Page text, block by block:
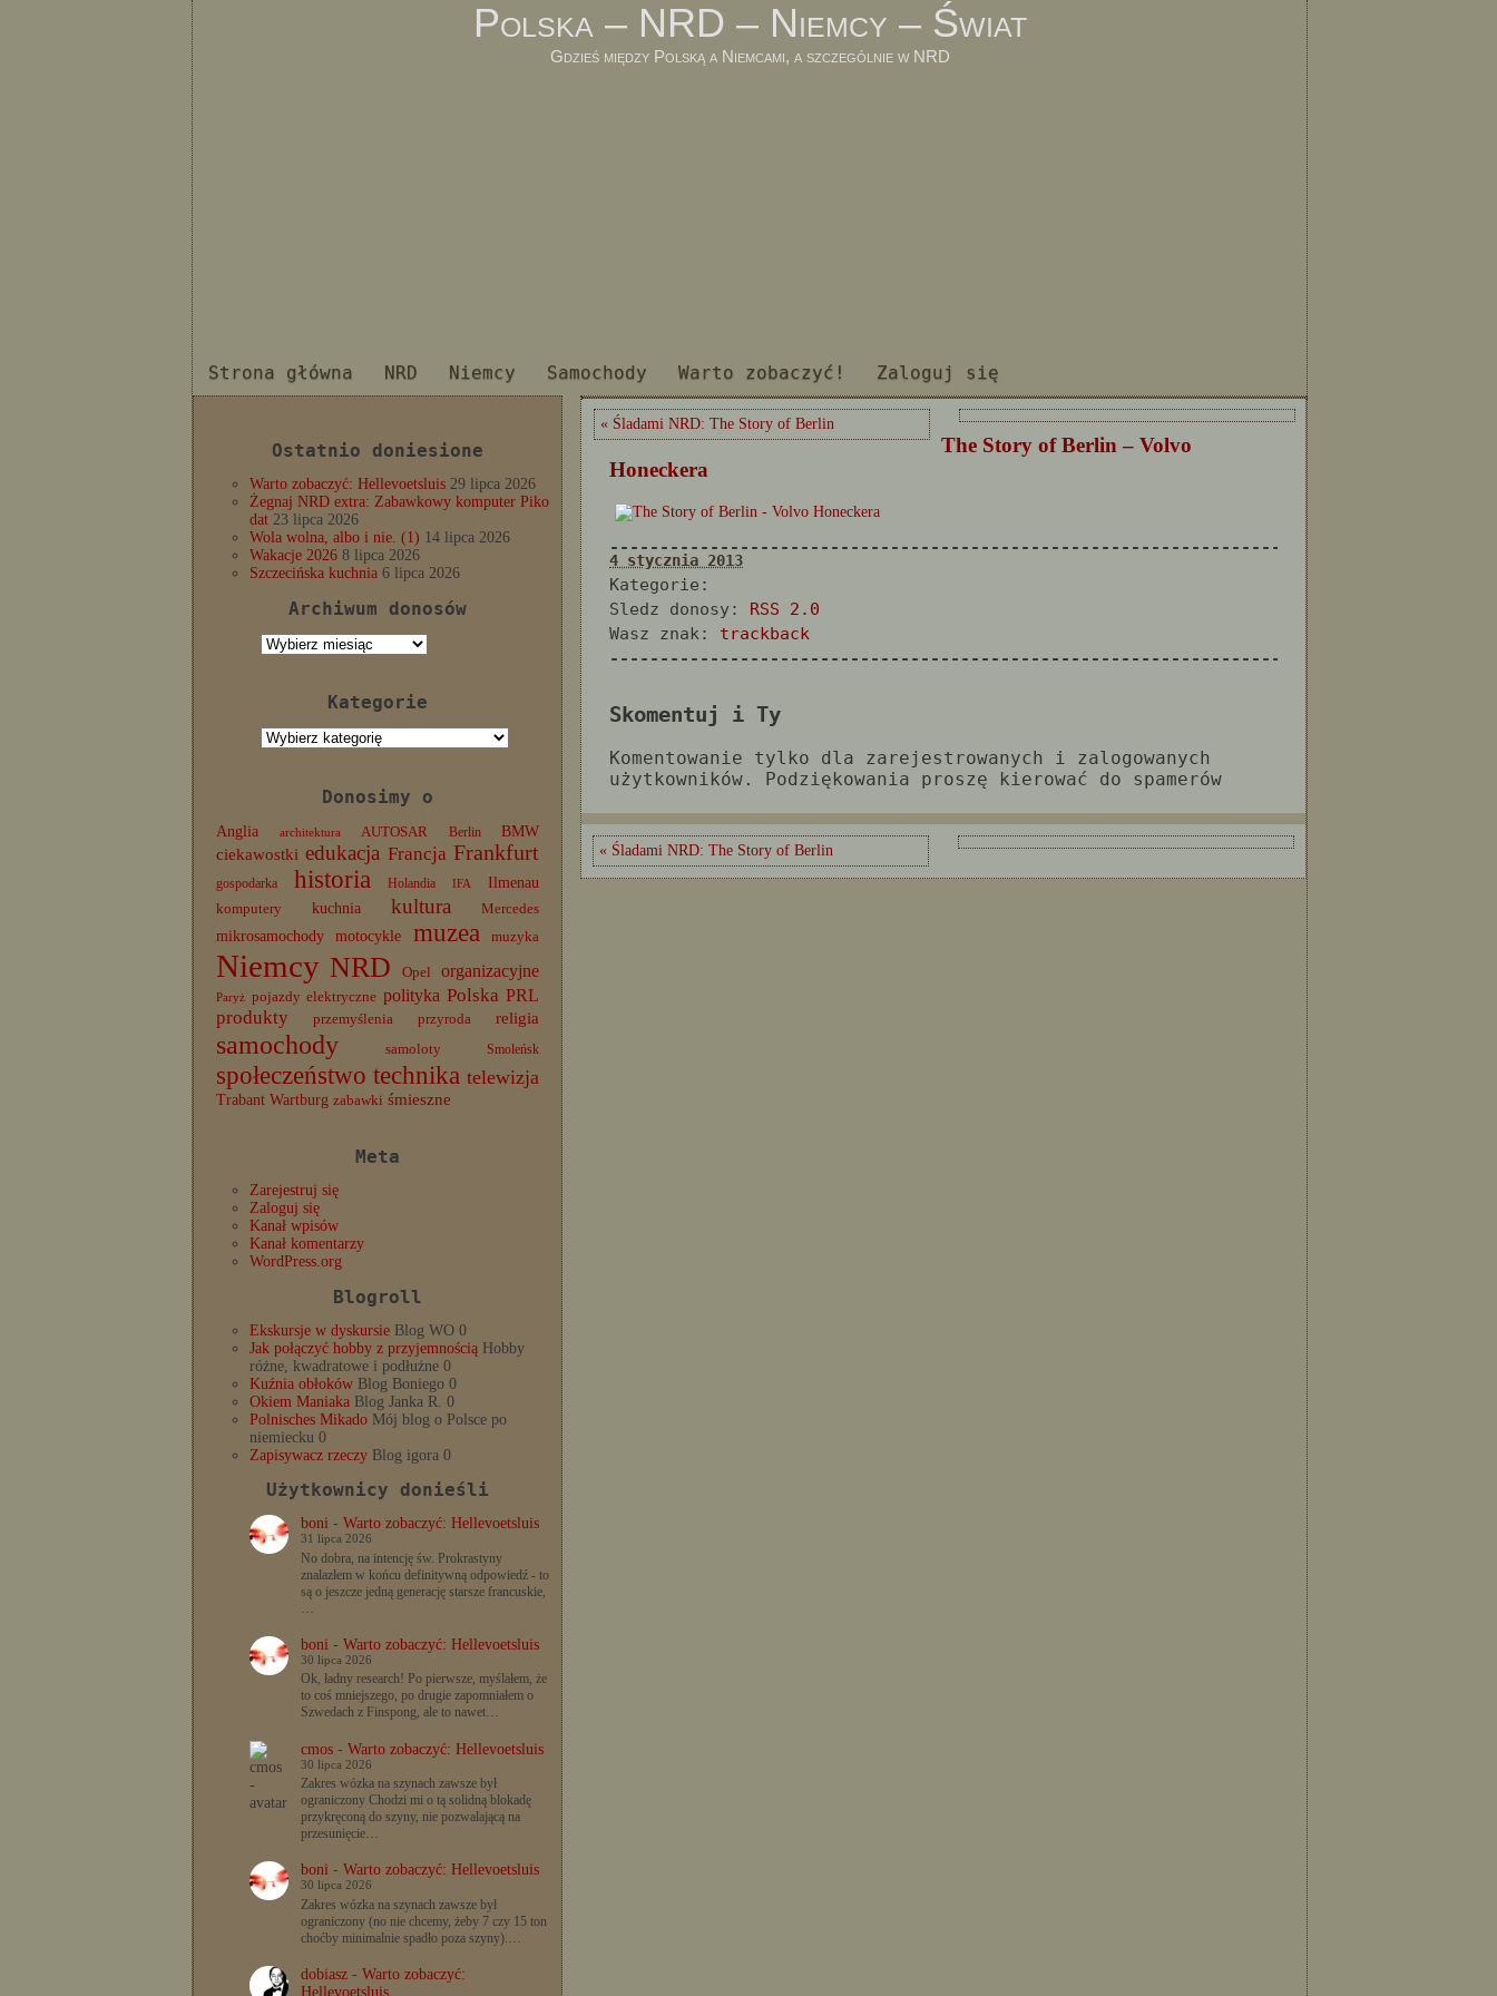
Polska – NRD – Niemcy – Świat
Gdzieś między Polską a Niemcami, a szczególnie w NRD
Strona główna NRD Niemcy Samochody Warto zobaczyć! Zaloguj się
Ostatnio doniesione
Warto zobaczyć: Hellevoetsluis 29 lipca 2026
Żegnaj NRD extra: Zabawkowy komputer Piko
dat 23 lipca 2026
Wola wolna, albo i nie. (1) 14 lipca 2026
Wakacje 2026 8 lipca 2026
Szczecińska kuchnia 6 lipca 2026
Archiwum donosów
Archiwum
Kategorie
Kategorie
Donosimy o
Anglia architektura AUTOSAR Berlin BMW
ciekawostki edukacja Francja Frankfurt
gospodarka historia Holandia IFA
Ilmenau
komputery
kuchnia kultura Mercedes
mikrosamochody motocykle muzea muzyka
Niemcy NRD Opel organizacyjne
Paryż pojazdy elektryczne polityka Polska PRL
produkty
przemyślenia przyroda religia
samochody samoloty Smoleńsk
społeczeństwo technika telewizja
Trabant Wartburg zabawki śmieszne
Meta
Zarejestruj się
Zaloguj się
Kanał wpisów
Kanał komentarzy
WordPress.org
Blogroll
Ekskursje w dyskursie Blog WO 0
Jak połączyć hobby z przyjemnością Hobby
różne, kwadratowe i podłużne 0
Kuźnia obłoków Blog Boniego 0
Okiem Maniaka Blog Janka R. 0
Polnisches Mikado Mój blog o Polsce po
niemiecku 0
Zapisywacz rzeczy Blog igora 0
Użytkownicy donieśli
boni- Warto zobaczyć: Hellevoetsluis
31 lipca 2026
No dobra, na intencję św. Prokrastyny
znalazłem w końcu definitywną odpowiedź - to
są o jeszcze jedną generację starsze francuskie,
…
boni- Warto zobaczyć: Hellevoetsluis
30 lipca 2026
Ok, ładny research! Po pierwsze, myślałem, że
to coś mniejszego, po drugie zapomniałem o
Szwedach z Finspong, ale to nawet…
cmos- Warto zobaczyć: Hellevoetsluis
30 lipca 2026
Zakres wózka na szynach zawsze był
ograniczony Chodzi mi o tą solidną blokadę
przykręconą do szyny, nie pozwalającą na
przesunięcie…
boni- Warto zobaczyć: Hellevoetsluis
30 lipca 2026
Zakres wózka na szynach zawsze był
ograniczony (no nie chcemy, żeby 7 czy 15 ton
choćby minimalnie spadło poza szyny).…
dobiasz- Warto zobaczyć:
Hellevoetsluis
« Śladami NRD: The Story of Berlin
The Story of Berlin – Volvo
Honeckera
4 stycznia 2013
Kategorie:
Sledz donosy: RSS 2.0
Wasz znak: trackback
Skomentuj i Ty
Komentowanie tylko dla zarejestrowanych i zalogowanych
użytkowników. Podziękowania proszę kierować do spamerów
« Śladami NRD: The Story of Berlin